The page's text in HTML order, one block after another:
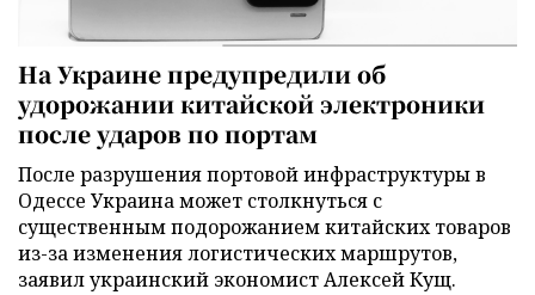
На Украине предупредили об
удорожании китайской электроники
после ударов по портам
После разрушения портовой инфраструктуры в
Одессе Украина может столкнуться с
существенным подорожанием китайских товаров
из-за изменения логистических маршрутов,
заявил украинский экономист Алексей Кущ.